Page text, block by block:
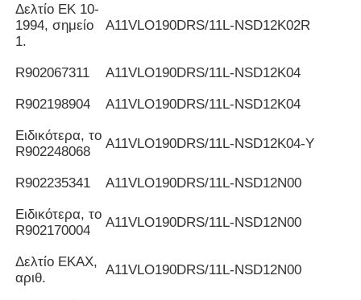
Δελτίο ΕΚ 10-
1994, σημείο
1.
Α11VLO190DRS/11L-NSD12K02R
R902067311 Α11VLO190DRS/11L-NSD12K04
R902198904 Α11VLO190DRS/11L-NSD12K04
Ειδικότερα, το
R902248068
Α11VLO190DRS/11L-NSD12K04-Y
R902235341 Α11VLO190DRS/11L-NSD12N00
Ειδικότερα, το
R902170004
Α11VLO190DRS/11L-NSD12N00
Δελτίο ΕΚΑΧ,
αριθ.
Α11VLO190DRS/11L-NSD12N00